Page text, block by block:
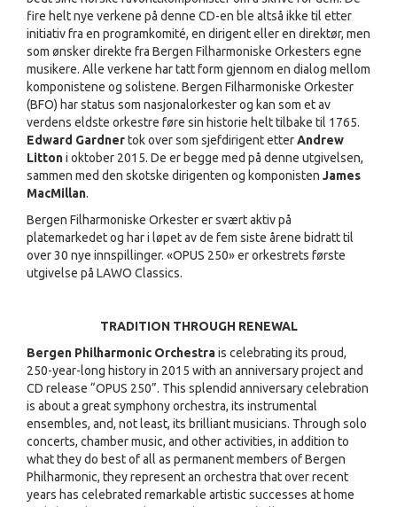
fire helt nye verkene på denne CD-en ble altså ikke til etter
initiativ fra en programkomité, en dirigent eller en direktør, men
som ønsker direkte fra Bergen Filharmoniske Orkesters egne
musikere. Alle verkene har tatt form gjennom en dialog mellom
komponistene og solistene. Bergen Filharmoniske Orkester
(BFO) har status som nasjonalorkester og kan som et av
verdens eldste orkestre føre sin historie helt tilbake til 1765.
Edward Gardnertok over som sjefdirigent etterAndrew
Littoni oktober 2015. De er begge med på denne utgivelsen,
sammen med den skotske dirigenten og komponisten James
MacMillan.
Bergen Filharmoniske Orkester er svært aktiv på
platemarkedet og har i løpet av de fem siste årene bidratt til
over 30 nye innspillinger. «OPUS 250» er orkestrets første
utgivelse på LAWO Classics.
TRADITION THROUGH RENEWAL
Bergen Philharmonic Orchestrais celebrating its proud,
250-year-long history in 2015 with an anniversary project and
CD release “OPUS 250”. This splendid anniversary celebration
is about a great symphony orchestra, its instrumental
ensembles, and, not least, its brilliant musicians. Through solo
concerts, chamber music, and other activities, in addition to
what they do best of all as permanent members of Bergen
Philharmonic, they represent an orchestra that over recent
years has celebrated remarkable artistic successes at home